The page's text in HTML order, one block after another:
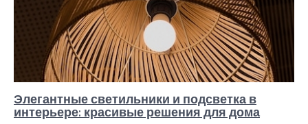
Элегантные светильники и подсветка в
интерьере: красивые решения для дома